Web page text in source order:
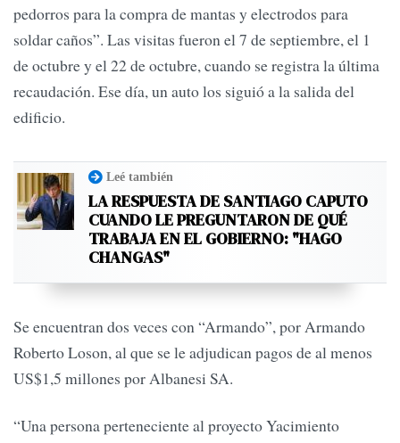
pedorros para la compra de mantas y electrodos para
soldar caños”. Las visitas fueron el 7 de septiembre, el 1
de octubre y el 22 de octubre, cuando se registra la última
recaudación. Ese día, un auto los siguió a la salida del
edificio.
Leé también
LA RESPUESTA DE SANTIAGO CAPUTO
CUANDO LE PREGUNTARON DE QUÉ
TRABAJA EN EL GOBIERNO: "HAGO
CHANGAS"
Se encuentran dos veces con “Armando”, por Armando
Roberto Loson, al que se le adjudican pagos de al menos
US$1,5 millones por Albanesi SA.
“Una persona perteneciente al proyecto Yacimiento